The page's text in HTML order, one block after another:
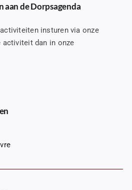
de Dorpsagenda
insturen via onze
activiteit dan in onze